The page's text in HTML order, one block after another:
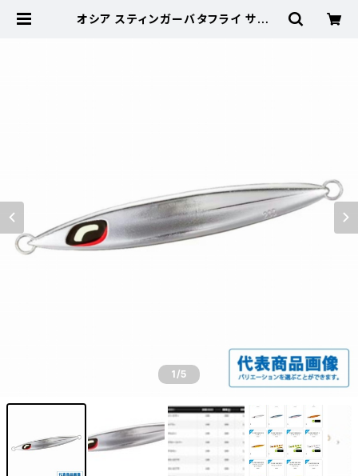
オシア スティンガーバタフライ サーデ
1/5